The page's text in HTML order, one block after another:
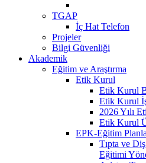
TGAP
İç Hat Telefon
Projeler
Bilgi Güvenliği
Akademik
Eğitim ve Araştırma
Etik Kurul
Etik Kurul
Etik Kurul
2026 Yılı
Etik Kurul
EPK-Eğitim
Tıpta ve
Eğitimi